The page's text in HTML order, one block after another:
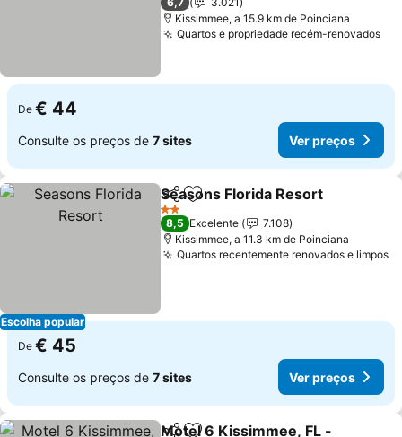
Kissimmee, a 15.9 km de Poinciana
Quartos e propriedade recém-renovados
De € 44
Consulte os preços de 7 sites Ver preços
Escolha popular
PartilharAdicionar aos favoritos
Seasons Florida Resort
2 Estrelas
8,5 Excelente
7.108
Kissimmee, a 11.3 km de Poinciana
Quartos recentemente renovados e limpos
De € 45
Consulte os preços de 7 sites Ver preços
Motel 6 Kissimmee, FL -